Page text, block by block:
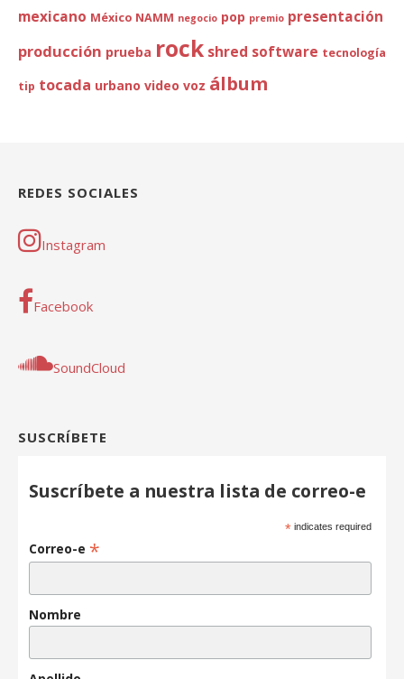
mexicano México NAMM negocio pop premio presentación
producción prueba rock shred software tecnología
tip tocada urbano video voz álbum
REDES SOCIALES
Instagram
Facebook
SoundCloud
SUSCRÍBETE
Suscríbete a nuestra lista de correo-e
* indicates required
Correo-e *
Nombre